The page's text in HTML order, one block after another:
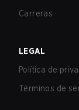
Carreras
LEGAL
Política de
Términos de